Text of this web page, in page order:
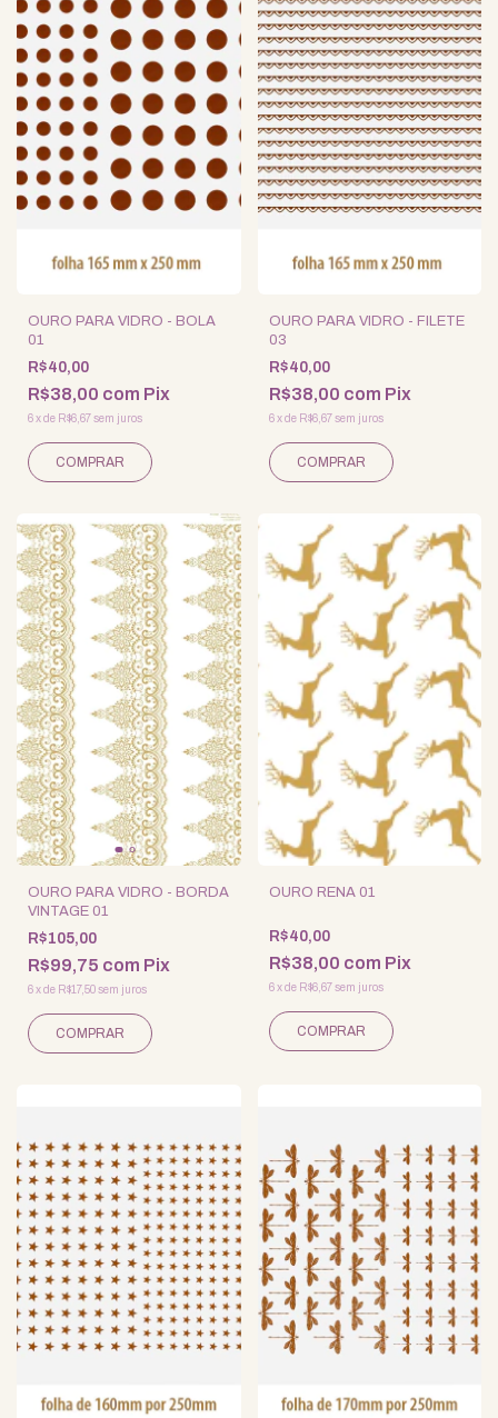
OURO PARA VIDRO - BOLA
01
R$40,00
R$38,00 com Pix
6xde R$6,67 sem juros
OURO PARA VIDRO - FILETE
03
R$40,00
R$38,00 com Pix
6 xde R$6,67 sem juros
OURO PARA VIDRO - BORDA
VINTAGE 01
R$105,00
R$99,75 com Pix
6xde R$17,50sem juros
OURO RENA 01
R$40,00
R$38,00 com Pix
6 xde R$6,67 sem juros